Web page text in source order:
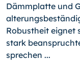
Dämmplatte und
Robustheit eignet
stark
sprechen ...